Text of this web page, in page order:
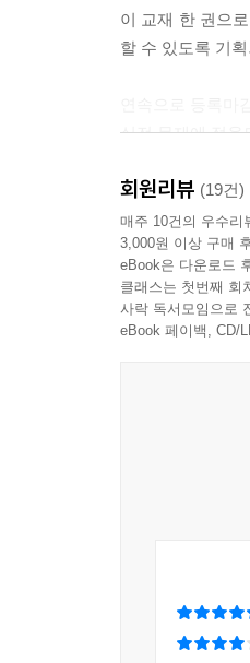
이 교재 한 권으
할 수 있도록 기
실전 문제에 적용
아쉽게도 그동안
기출 문제로 짜
것이 사실입니다
있습니다. 그러
문제해결능력을
기억하기 바랍니
시험에서 ‘합격
회원리뷰 (19건)
매주 10건의 우수리
3,000원 이상 구매
eBook은 다운로드
클래스는 첫번째 회
사락 독서모임으로
eBook 페이백, CD/